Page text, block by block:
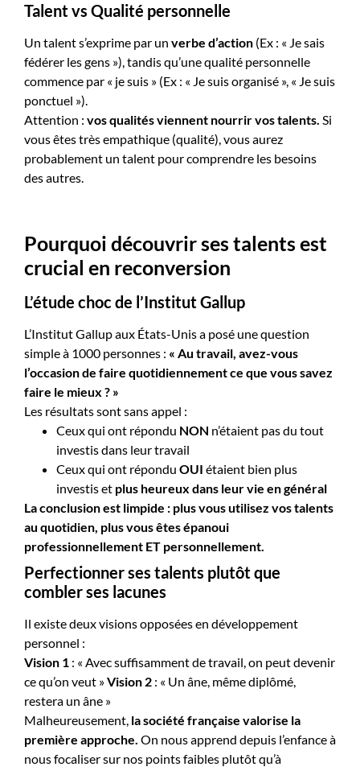
Talent vs Qualité personnelle
Un talent s’exprime par un verbe d’action (Ex : « Je sais
fédérer les gens »), tandis qu’une qualité personnelle
commence par « je suis » (Ex : « Je suis organisé », « Je suis
ponctuel »).
Attention : vos qualités viennent nourrir vos talents. Si
vous êtes très empathique (qualité), vous aurez
probablement un talent pour comprendre les besoins
des autres.
Pourquoi découvrir ses talents est
crucial en reconversion
L’étude choc de l’Institut Gallup
L’Institut Gallup aux États-Unis a posé une question
simple à 1000 personnes : « Au travail, avez-vous
l’occasion de faire quotidiennement ce que vous savez
faire le mieux ? »
Les résultats sont sans appel :
Ceux qui ont répondu NON n’étaient pas du tout
investis dans leur travail
Ceux qui ont répondu OUI étaient bien plus
investis et plus heureux dans leur vie en général
La conclusion est limpide : plus vous utilisez vos talents
au quotidien, plus vous êtes épanoui
professionnellement ET personnellement.
Perfectionner ses talents plutôt que
combler ses lacunes
Il existe deux visions opposées en développement
personnel :
Vision 1 : « Avec suffisamment de travail, on peut devenir
ce qu’on veut »Vision 2 : « Un âne, même diplômé,
restera un âne »
Malheureusement, la société française valorise la
première approche. On nous apprend depuis l’enfance à
nous focaliser sur nos points faibles plutôt qu’à